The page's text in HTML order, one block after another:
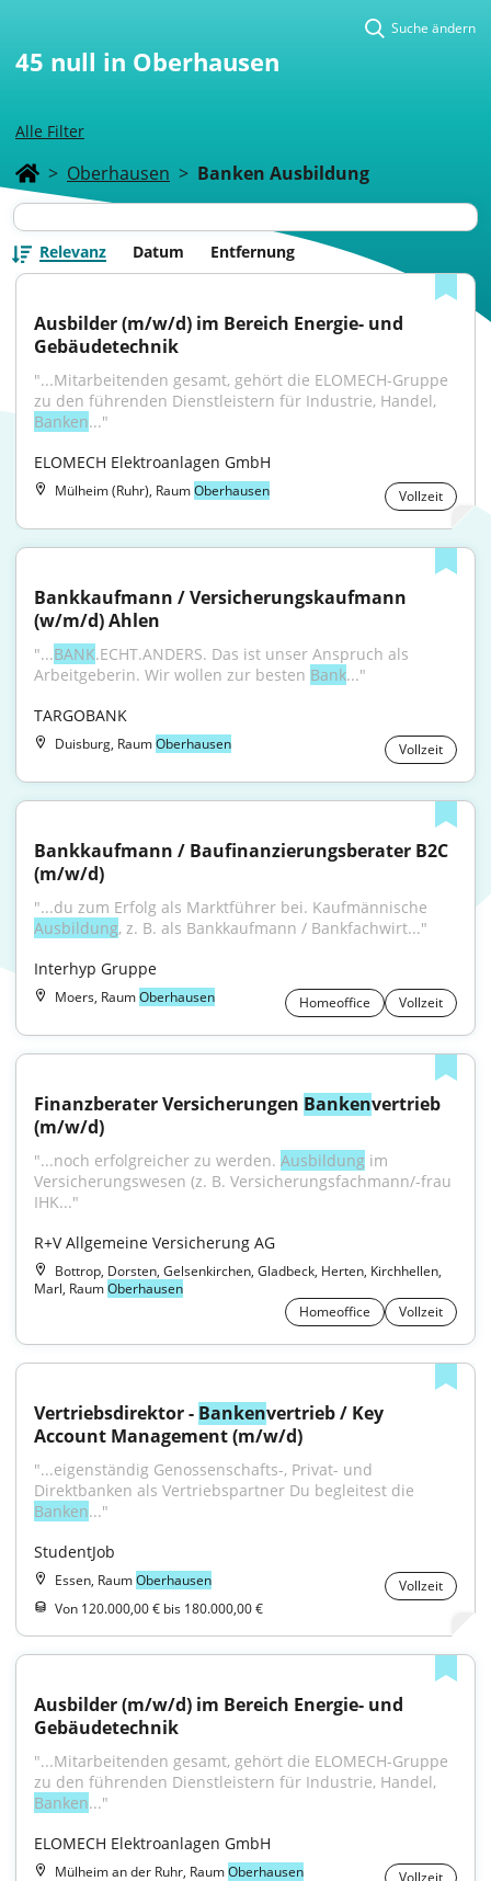
Alle Filter
Suche ändern
45 null in Oberhausen
> Oberhausen > Banken Ausbildung
Relevanz Datum Entfernung
Ausbilder (m/w/d) im Bereich Energie- und
Gebäudetechnik
"...Mitarbeitenden gesamt, gehört die ELOMECH-Gruppe
Banken..."
ELOMECH Elektroanlagen GmbH
Mülheim (Ruhr), RaumOberhausen Vollzeit
Bankkaufmann / Versicherungskaufmann
(w/m/d) Ahlen
"...BANK.ECHT.ANDERS. Das ist unser Anspruch als
Arbeitgeberin. Wir wollen zur besten Bank..."
TARGOBANK
Duisburg, RaumOberhausen Vollzeit
Bankkaufmann / Baufinanzierungsberater B2C
(m/w/d)
Ausbildung, z. B. als Bankkaufmann / Bankfachwirt..."
Interhyp Gruppe
Moers, RaumOberhausen Homeoffice Vollzeit
Finanzberater Versicherungen Bankenvertrieb
(m/w/d)
"...noch erfolgreicher zu werden. Ausbildung im
Versicherungswesen (z. B. Versicherungsfachmann/-frau
IHK..."
R+V Allgemeine Versicherung AG
Bottrop, Dorsten, Gelsenkirchen, Gladbeck, Herten, Kirchhellen,
Marl, RaumOberhausen
Homeoffice
Vollzeit
Vertriebsdirektor - Bankenvertrieb / Key
Account Management (m/w/d)
"...eigenständig Genossenschafts-, Privat- und
Banken..."
StudentJob
Essen, RaumOberhausen
Vollzeit
Von 120.000,00 € bis 180.000,00 €
Ausbilder (m/w/d) im Bereich Energie- und
Gebäudetechnik
"...Mitarbeitenden gesamt, gehört die ELOMECH-Gruppe
Banken..."
ELOMECH Elektroanlagen GmbH
Mülheim an der Ruhr, RaumOberhausen Vollzeit